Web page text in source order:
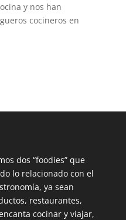
y nos han
cocineros en
dos “foodies” que
lo relacionado con el
ya sean
restaurantes,
cocinar y viajar,